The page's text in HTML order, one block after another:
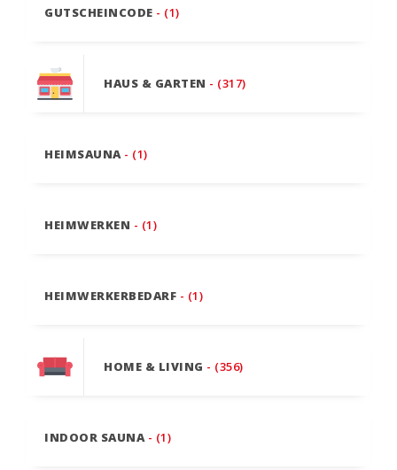
GUTSCHEINCODE - (1)
HAUS & GARTEN - (317)
HEIMSAUNA - (1)
HEIMWERKEN - (1)
HEIMWERKERBEDARF - (1)
HOME & LIVING - (356)
INDOOR SAUNA - (1)